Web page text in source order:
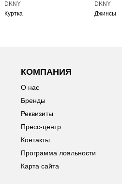
DKNY
Куртка
DKNY
Джинсы
КОМПАНИЯ
О нас
Бренды
Реквизиты
Пресс-центр
Контакты
Программа лояльности
Карта сайта